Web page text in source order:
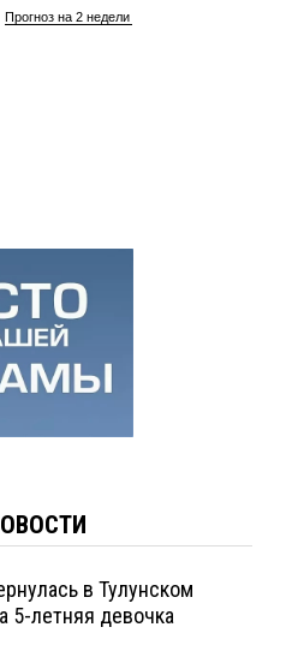
в Тулунском
5-летняя девочка